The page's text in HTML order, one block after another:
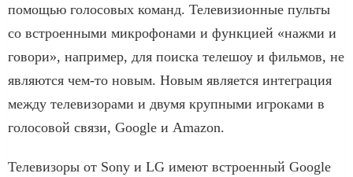
помощью голосовых команд. Телевизионные пульты
со встроенными микрофонами и функцией «нажми и
говори», например, для поиска телешоу и фильмов, не
являются чем-то новым. Новым является интеграция
между телевизорами и двумя крупными игроками в
голосовой связи, Google и Amazon.
Телевизоры от Sony и LG имеют встроенный Google